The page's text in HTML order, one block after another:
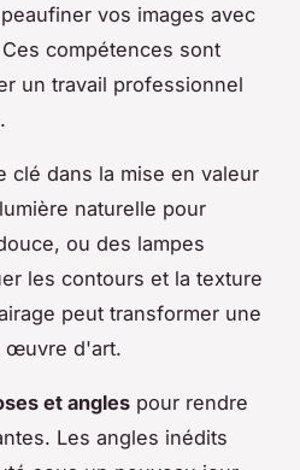
vos images avec
compétences sont
un travail professionnel
clé dans la mise en valeur
naturelle pour
ou des lampes
les contours et la texture
peut transformer une
œuvre d'art.
et angles pour rendre
Les angles inédits